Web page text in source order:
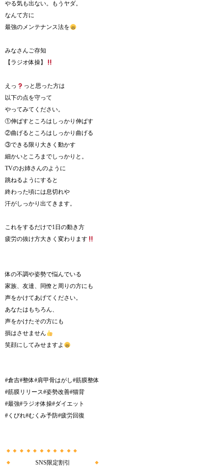
やる気も出ない。もうヤダ。
なんて方に
最強のメンテナンス法を
みなさんご存知
【ラジオ体操】
えっ
っと思った方は
以下の点を守って
やってみてください。
①伸ばすところはしっかり伸ばす
②曲げるところはしっかり曲げる
③できる限り大きく動かす
細かいところまでしっかりと。
TVのお姉さんのように
跳ねるようにすると
終わった頃には息切れや
汗がしっかり出てきます。
これをするだけで1日の動き方
疲労の抜け方大きく変わります
体の不調や姿勢で悩んでいる
家族、友達、同僚と周りの方にも
声をかけてあげてください。
あなたはもちろん、
声をかけたその方にも
損はさせません
笑顔にしてみせますよ
#倉吉#整体#肩甲骨はがし#筋膜整体
#筋膜リリース#姿勢改善#猫背
#最強#ラジオ体操#ダイエット
#くびれ#むくみ予防#疲労回復
SNS限定割引